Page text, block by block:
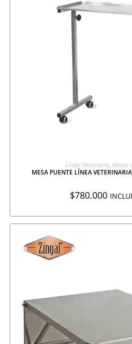
AGREGAR A
Línea Veterinaria, Mesas
MESA PUENTE LÍNEA
$780.000